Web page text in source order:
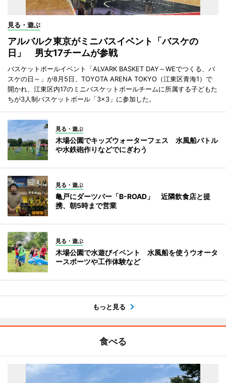
見る・遊ぶ
アルバルク東京がミニバスイベント「バスケの
日」 男女17チームが参戦
バスケットボールイベント「ALVARK BASKET DAY～WEでつくる、バ
スケの日～」が8月5日、TOYOTA ARENA TOKYO（江東区青海1）で
開かれ、江東区内17のミニバスケットボールチームに所属する子どもた
ちが3人制バスケットボール「3×3」に参加した。
見る・遊ぶ
木場公園でキッズウォーターフェス 水風船バトル
や水鉄砲作りなどでにぎわう
見る・遊ぶ
亀戸にダーツバー「B-ROAD」 近隣飲食店と提
携、朝5時まで営業
見る・遊ぶ
木場公園で水遊びイベント 水風船を使うウオータ
ースポーツや工作体験など
もっと見る
食べる